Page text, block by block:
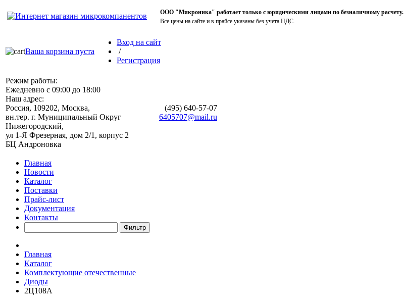
ООО "Микроника" работает только с юридическими лицами по безналичному расчету.
Все цены на сайте и в прайсе указаны без учета НДС.
Ваша корзина пуста
Вход на сайт
/
Регистрация
Режим работы:
Ежедневно с 09:00 до 18:00
Наш адрес:
Россия, 109202, Москва,
вн.тер. г. Муниципальный Округ
Нижегородский,
ул 1-Я Фрезерная, дом 2/1, корпус 2
БЦ Андроновка
(495) 640-57-07
6405707@mail.ru
Главная
Новости
Каталог
Поставки
Прайс-лист
Документация
Контакты
Главная
Каталог
Комплектующие отечественные
Диоды
2Ц108А